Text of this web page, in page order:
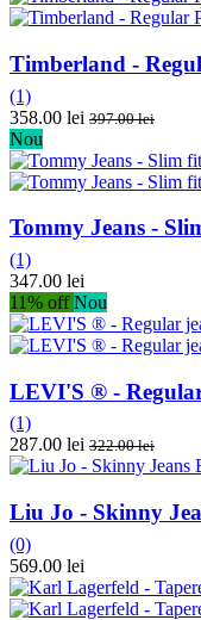
Timberland -
(1)
358.00 lei 397.00 lei
Nou
Tommy Jeans -
(1)
347.00 lei
11% off Nou
LEVI'S ® -
(1)
287.00 lei 322.00 lei
Liu Jo - Skinny
(0)
569.00 lei